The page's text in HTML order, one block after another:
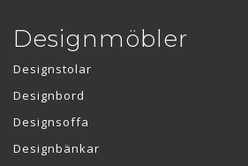
Designmöbler
Designstolar
Designbord
Designsoffa
Designbänkar